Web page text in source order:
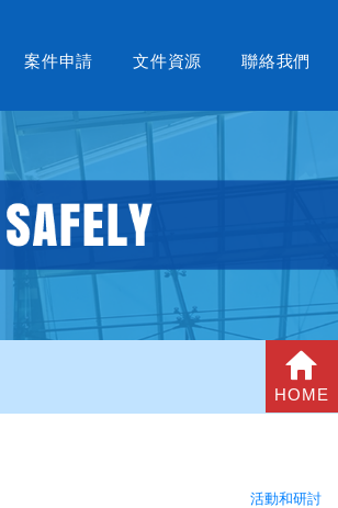
案件申請 文件資源 聯絡我們
HOME
活動和研討